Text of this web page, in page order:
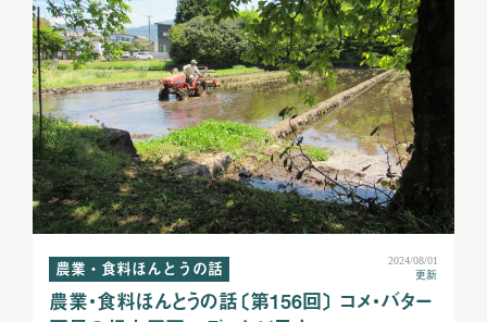
農業・食料ほんとうの話
2024/08/01
更新
農業・食料ほんとうの話〔第156回〕 コメ・バター